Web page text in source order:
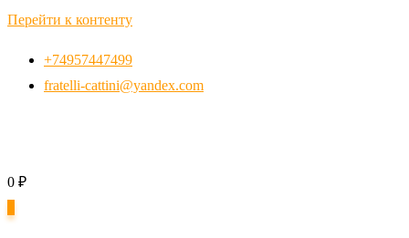
Перейти к контенту
+74957447499
fratelli-cattini@yandex.com
0 ₽